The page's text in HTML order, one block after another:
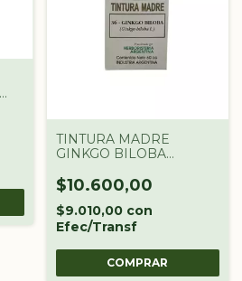
TINTURA MADRE
GINKGO BILOBA
ARGENTINA X 60 CC
$10.600,00
$9.010,00 con
Efec/Transf